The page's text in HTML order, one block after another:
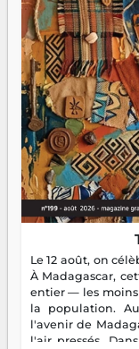
Le 12 août, on
À Madagascar,
entier — les moins
la population.
l'avenir de
l'air pressés.